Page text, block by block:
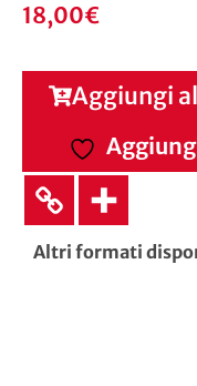
18,00€
Aggiungi
Altri formati